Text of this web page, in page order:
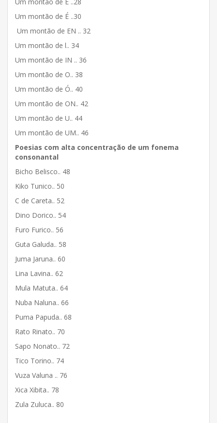
Um montão de É ..30
Um montão de EN .. 32
Um montão de l.. 34
Um montão de IN .. 36
Um montão de O.. 38
Um montão de Ó.. 40
Um montão de ON.. 42
Um montão de U.. 44
Um montão de UM.. 46
Poesias com alta concentração de um fonema
consonantal
Bicho Belisco.. 48
Kiko Tunico.. 50
C de Careta.. 52
Dino Dorico.. 54
Furo Furico.. 56
Guta Galuda.. 58
Juma Jaruna.. 60
Lina Lavina.. 62
Mula Matuta.. 64
Nuba Naluna.. 66
Puma Papuda.. 68
Rato Rinato.. 70
Sapo Nonato.. 72
Tico Torino.. 74
Vuza Valuna .. 76
Xica Xibita.. 78
Zula Zuluca.. 80